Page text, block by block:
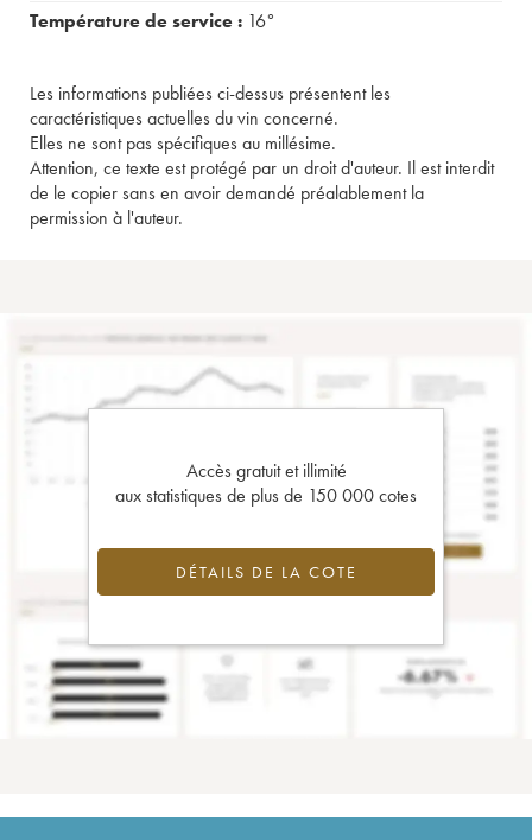
Température de service : 16°
Les informations publiées ci-dessus présentent les
caractéristiques actuelles du vin concerné.
Elles ne sont pas spécifiques au millésime.
Attention, ce texte est protégé par un droit d'auteur. Il est interdit
de le copier sans en avoir demandé préalablement la
permission à l'auteur.
Accès gratuit et illimité
aux statistiques de plus de 150 000 cotes
DÉTAILS DE LA COTE